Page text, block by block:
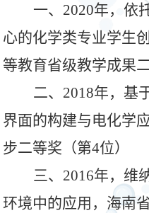
一、 2020年，依
心的化学类专业学生
等教育省级教学成果
二、 2018年，基
界面的构建与电化学
步二等奖（第4位）
三、 2016年，维
环境中的应用，海南